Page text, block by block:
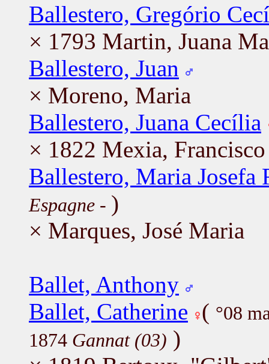
Ballestero, Gregório
× 1793 Martin, Juana
Ballestero, Juan
× Moreno, Maria
Ballestero, Juana Cecília
× 1822 Mexia, Francisco
Ballestero, Maria Josefa
Espagne - )
× Marques, José Maria
Ballet, Anthony
Ballet, Catherine ( °08
1874 Gannat (03) )